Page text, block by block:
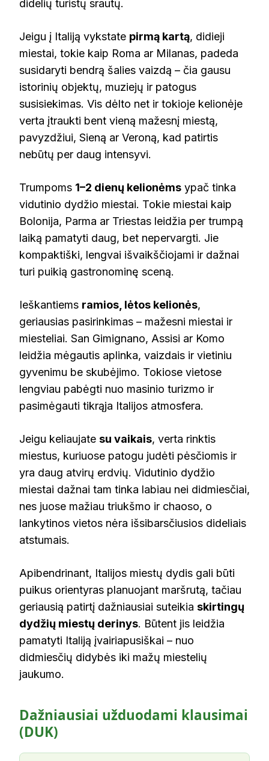
didelių turistų srautų.
Jeigu į Italiją vykstate pirmą kartą, didieji
miestai, tokie kaip Roma ar Milanas, padeda
susidaryti bendrą šalies vaizdą – čia gausu
istorinių objektų, muziejų ir patogus
susisiekimas. Vis dėlto net ir tokioje kelionėje
verta įtraukti bent vieną mažesnį miestą,
pavyzdžiui, Sieną ar Veroną, kad patirtis
nebūtų per daug intensyvi.
Trumpoms 1–2 dienų kelionėms ypač tinka
vidutinio dydžio miestai. Tokie miestai kaip
Bolonija, Parma ar Triestas leidžia per trumpą
laiką pamatyti daug, bet nepervargti. Jie
kompaktiški, lengvai išvaikščiojami ir dažnai
turi puikią gastronominę sceną.
Ieškantiems ramios, lėtos kelionės,
geriausias pasirinkimas – mažesni miestai ir
miesteliai. San Gimignano, Assisi ar Komo
leidžia mėgautis aplinka, vaizdais ir vietiniu
gyvenimu be skubėjimo. Tokiose vietose
lengviau pabėgti nuo masinio turizmo ir
pasimėgauti tikrąja Italijos atmosfera.
Jeigu keliaujate su vaikais, verta rinktis
miestus, kuriuose patogu judėti pėsčiomis ir
yra daug atvirų erdvių. Vidutinio dydžio
miestai dažnai tam tinka labiau nei didmiesčiai,
nes juose mažiau triukšmo ir chaoso, o
lankytinos vietos nėra išsibarsčiusios dideliais
atstumais.
Apibendrinant, Italijos miestų dydis gali būti
puikus orientyras planuojant maršrutą, tačiau
geriausią patirtį dažniausiai suteikia skirtingų
dydžių miestų derinys. Būtent jis leidžia
pamatyti Italiją įvairiapusiškai – nuo
didmiesčių didybės iki mažų miestelių
jaukumo.
Dažniausiai užduodami klausimai
(DUK)